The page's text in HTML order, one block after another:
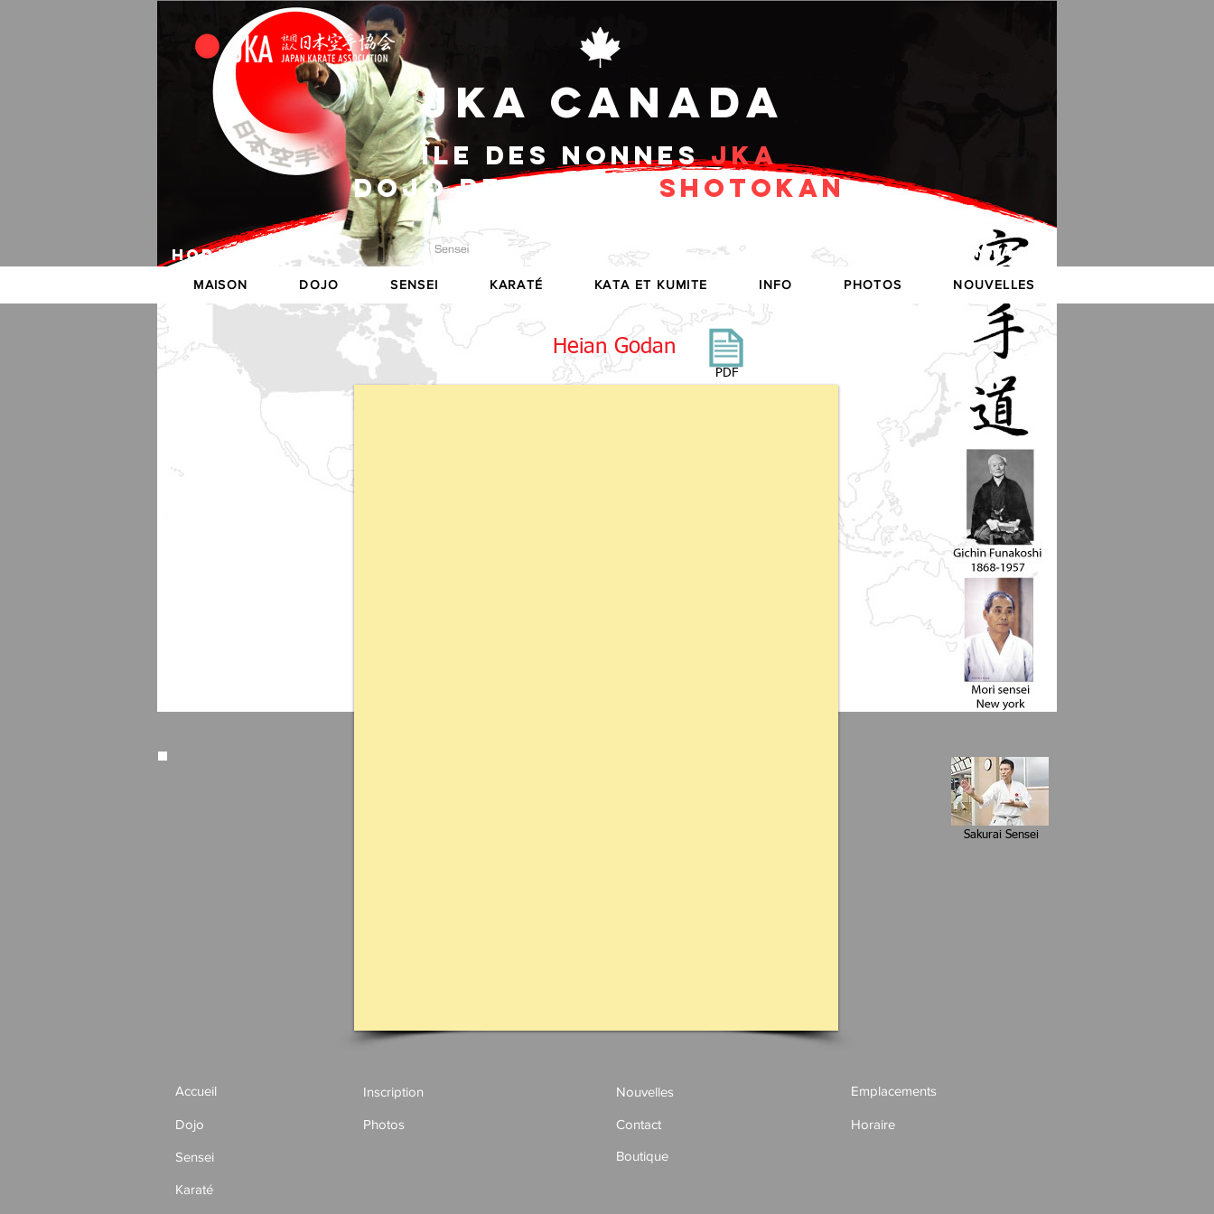
JKA CANADA
Île des Nonnes JKA
DOJO DE KARATÉ
SHOTOKAN
Horaire CONTACT
MAISON DOJO SENSEI KARATÉ KATA ET KUMITE INFO PHOTOS NOUVELLES
Heian Godan
PDF
Sakurai Sensei
Accueil
Dojo
Inscription
Photos
Sensei
Nouvelles
Contact
Emplacements
Horaire
Boutique
Karaté